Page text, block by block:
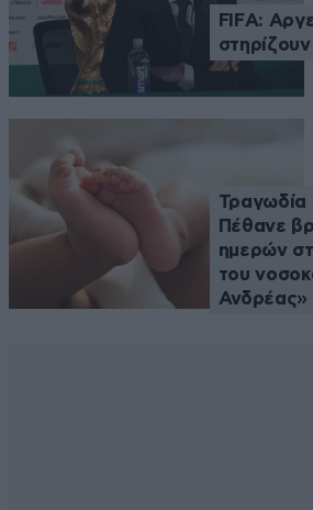
FIFA:
Τραγωδία
Πέθανε
ημερών
του
Ανδρέας»